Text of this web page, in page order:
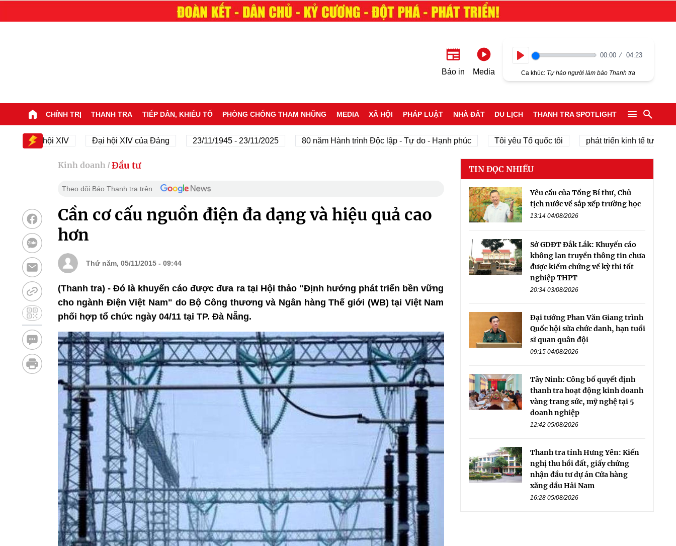
Báo in Media
00:00 04:23
Ca khúc: Tự hào người làm báo Thanh tra
CHÍNH TRỊ THANH TRA TIẾP DÂN, KHIẾU TỐ PHÒNG CHỐNG THAM NHŨNG MEDIA XÃ HỘI PHÁP LUẬT NHÀ ĐẤT DU LỊCH THANH TRA SPOTLIGHT
Đại hội XIV Đại hội XIV của Đảng 23/11/1945 - 23/11/2025 80 năm Hành trình Độc lập - Tự do - Hạnh phúc Tôi yêu Tổ quốc tôi phát triển kinh tế tư nhân
Kinh doanh / Đầu tư
Theo dõi Báo Thanh tra trên
Cần cơ cấu nguồn điện đa dạng và hiệu quả cao
hơn
Thứ năm, 05/11/2015 - 09:44
(Thanh tra) - Đó là khuyến cáo được đưa ra tại Hội thảo "Định hướng phát triển bền vững
cho ngành Điện Việt Nam" do Bộ Công thương và Ngân hàng Thế giới (WB) tại Việt Nam
phối hợp tổ chức ngày 04/11 tại TP. Đà Nẵng.
TIN ĐỌC NHIỀU
Yêu cầu của Tổng Bí thư, Chủ
tịch nước về sắp xếp trường học
13:14 04/08/2026
Sở GDĐT Đắk Lắk: Khuyến cáo
không lan truyền thông tin chưa
được kiểm chứng về kỳ thi tốt
nghiệp THPT
20:34 03/08/2026
Đại tướng Phan Văn Giang trình
Quốc hội sửa chức danh, hạn tuổi
sĩ quan quân đội
09:15 04/08/2026
Tây Ninh: Công bố quyết định
thanh tra hoạt động kinh doanh
vàng trang sức, mỹ nghệ tại 5
doanh nghiệp
12:42 05/08/2026
Thanh tra tỉnh Hưng Yên: Kiến
nghị thu hồi đất, giấy chứng
nhận đầu tư dự án Cửa hàng
xăng dầu Hải Nam
16:28 05/08/2026